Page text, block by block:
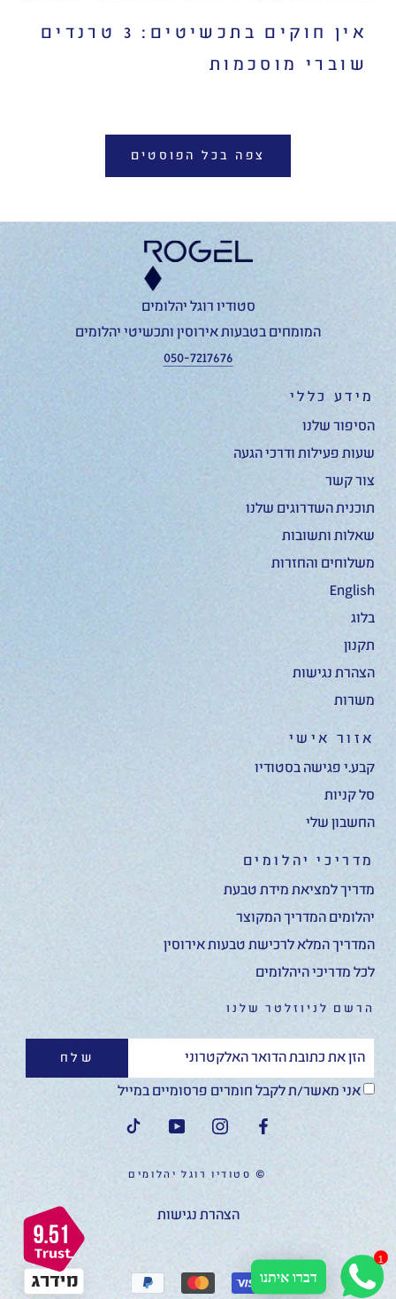
אין חוקים בתכשיטים: 3 טרנדים
שוברי מוסכמות
צפה בכל הפוסטים
סטודיו רוגל יהלומים
המומחים בטבעות אירוסין ותכשיטי יהלומים
050-7217676
מידע כללי
הסיפור שלנו
שעות פעילות ודרכי הגעה
צור קשר
תוכנית השדרוגים שלנו
שאלות ותשובות
משלוחים והחזרות
English
בלוג
תקנון
הצהרת נגישות
משרות
אזור אישי
קבע.י פגישה בסטודיו
סל קניות
החשבון שלי
מדריכי יהלומים
מדריך למציאת מידת טבעת
יהלומים המדריך המקוצר
המדריך המלא לרכישת טבעות אירוסין
לכל מדריכי היהלומים
הרשם לניוזלטר שלנו
שלח
אני מאשר/ת לקבל חומרים פרסומיים במייל
© סטודיו רוגל יהלומים
הצהרת נגישות
דברו איתנו
1